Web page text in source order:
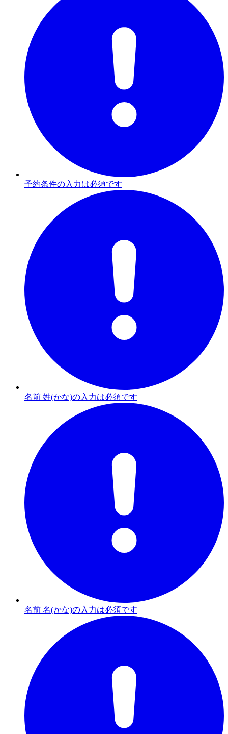
予約条件の入力は必須です
名前 姓(かな)の入力は必須です
名前 名(かな)の入力は必須です